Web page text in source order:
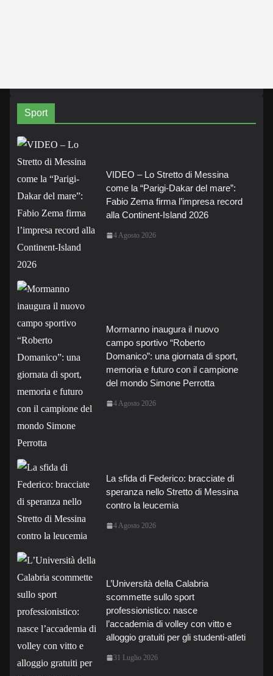
Sport
VIDEO – Lo Stretto di Messina
come la “Parigi-Dakar del mare”:
Fabio Zema firma l’impresa record
alla Continent-Island 2026
4 Agosto 2026
Mormanno inaugura il nuovo
campo sportivo “Roberto
Domanico”: una giornata di sport,
memoria e futuro con il campione
del mondo Simone Perrotta
4 Agosto 2026
La sfida di Federico: bracciate di
speranza nello Stretto di Messina
contro la leucemia
4 Agosto 2026
L’Università della Calabria
scommette sullo sport
professionistico: nasce
l’accademia di volley con vitto e
alloggio gratuiti per gli studenti-atleti
31 Luglio 2026